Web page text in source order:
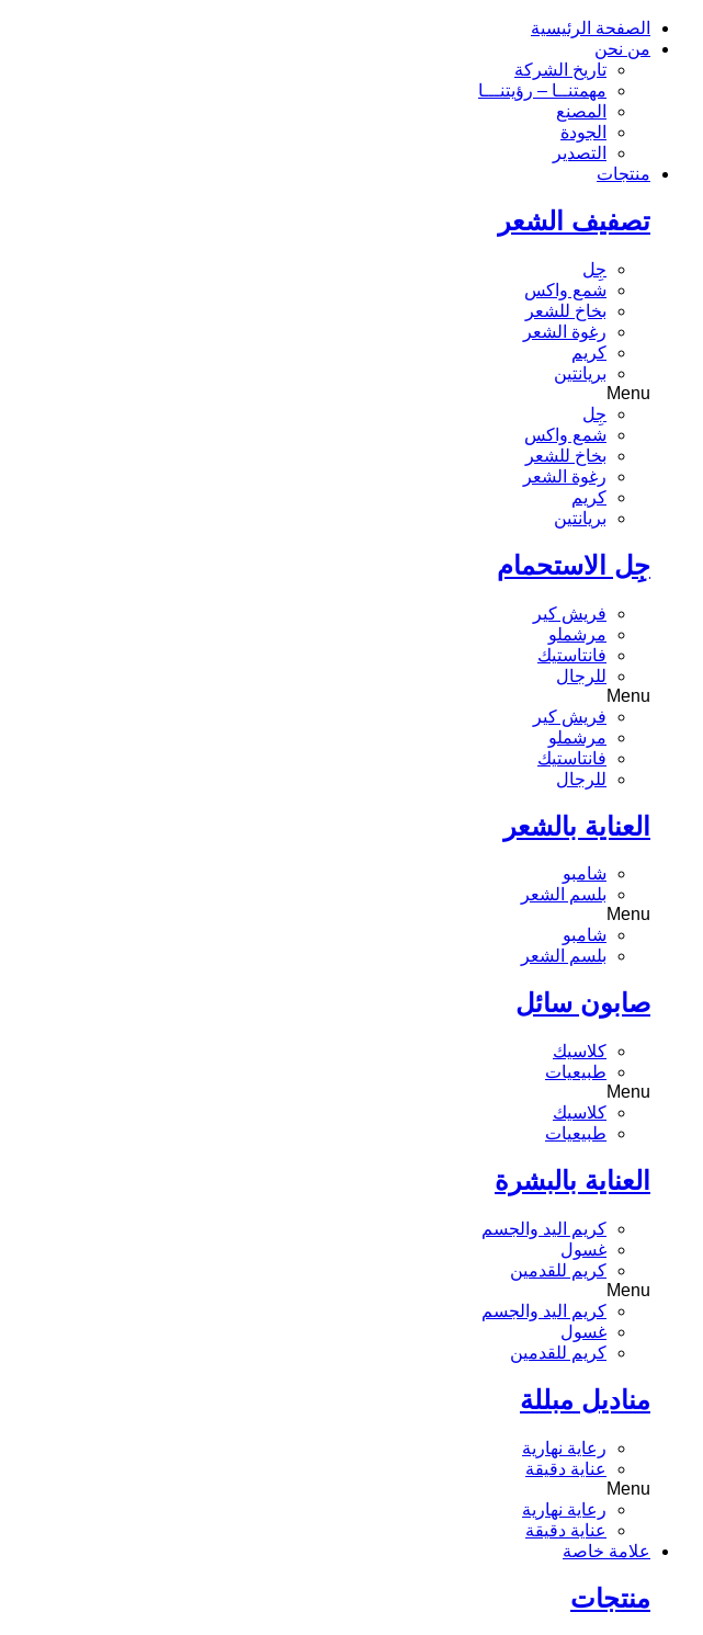
الصفحة الرئيسية
من نحن
تاريخ الشركة
مهمتنــا – رؤيتنـــا
المصنع
الجودة
التصدير
منتجات
تصفيف الشعر
جِل
شمع واكس
بخاخ للشعر
رغوة الشعر
كريم
بريانتين
Menu
جِل
شمع واكس
بخاخ للشعر
رغوة الشعر
كريم
بريانتين
جِل الاستحمام
فريش كير
مرشملو
فانتاستيك
للرجال
Menu
فريش كير
مرشملو
فانتاستيك
للرجال
العناية بالشعر
شامبو
بلسم الشعر
Menu
شامبو
بلسم الشعر
صابون سائل
كلاسيك
طبيعيات
Menu
كلاسيك
طبيعيات
العناية بالبشرة
كريم اليد والجسم
غسول
كريم للقدمين
Menu
كريم اليد والجسم
غسول
كريم للقدمين
مناديل مبللة
رعاية نهارية
عناية دقيقة
Menu
رعاية نهارية
عناية دقيقة
علامة خاصة
منتجات